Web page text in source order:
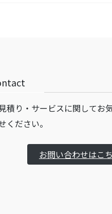
積り・サービスに関してお
ください。
お問い合わせはこ